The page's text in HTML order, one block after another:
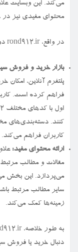
می‌کند. این وبسایت
محتوای مفیدی نیز در
در واقع، rond912.ir دو جنبه اصلی دارد:
بازار خرید و فروش
پلتفرم آنلاین،
فراهم کرده است.
کنند. دسته‌بندی‌های
کاربران فراهم می‌کند.
ارائه محتوای مفید:
مقالات و مطالب مرتبط
می‌پردازد. این بخش
سایر مطالب مرتبط
زمینه‌ها کمک می‌کند.
دنبال خرید یا فروش